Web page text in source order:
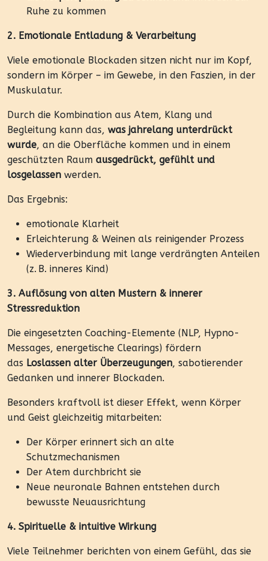
Ruhe zu kommen
2. Emotionale Entladung & Verarbeitung
Viele emotionale Blockaden sitzen nicht nur im Kopf,
sondern im Körper – im Gewebe, in den Faszien, in der
Muskulatur.
Durch die Kombination aus Atem, Klang und
Begleitung kann das, was jahrelang unterdrückt
wurde, an die Oberfläche kommen und in einem
geschützten Raum ausgedrückt, gefühlt und
losgelassen werden.
Das Ergebnis:
emotionale Klarheit
Erleichterung & Weinen als reinigender Prozess
Wiederverbindung mit lange verdrängten Anteilen
(z. B. inneres Kind)
3. Auflösung von alten Mustern & innerer
Stressreduktion
Die eingesetzten Coaching-Elemente (NLP, Hypno-
Messages, energetische Clearings) fördern
das Loslassen alter Überzeugungen, sabotierender
Gedanken und innerer Blockaden.
Besonders kraftvoll ist dieser Effekt, wenn Körper
und Geist gleichzeitig mitarbeiten:
Der Körper erinnert sich an alte
Schutzmechanismen
Der Atem durchbricht sie
Neue neuronale Bahnen entstehen durch
bewusste Neuausrichtung
4. Spirituelle & intuitive Wirkung
Viele Teilnehmer berichten von einem Gefühl, das sie